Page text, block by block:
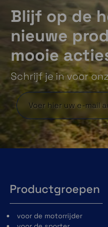
Blijf op de
nieuwe
mooie
Schrijf je in voor
Productgroepen
voor de motorrijder